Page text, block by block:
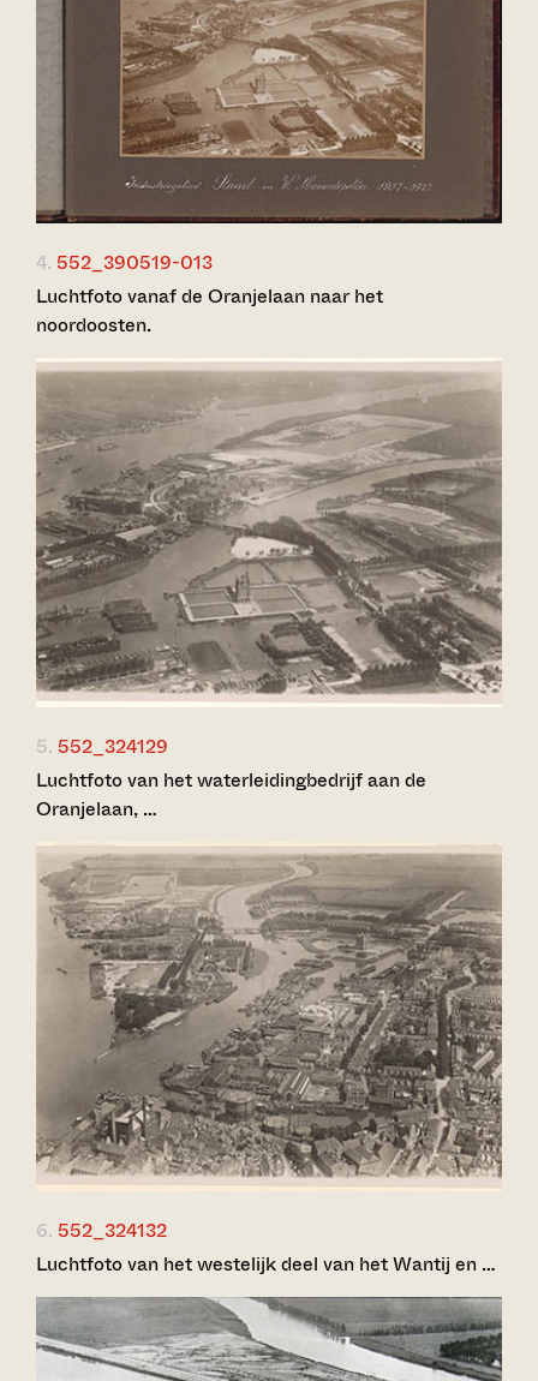
4. 552_390519-013
Luchtfoto vanaf de Oranjelaan naar het
noordoosten.
5. 552_324129
Luchtfoto van het waterleidingbedrijf aan de
Oranjelaan, …
6. 552_324132
Luchtfoto van het westelijk deel van het Wantij en …